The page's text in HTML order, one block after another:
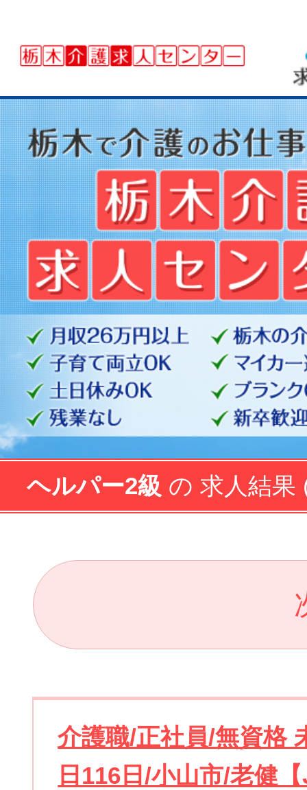
ヘルパー2級 の 求人結果
介護職/正社員/無資格
日116日/小山市/老健